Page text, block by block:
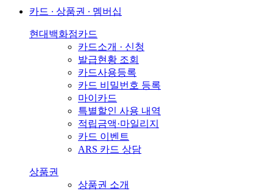
카드 ∙ 상품권 ∙ 멤버십
현대백화점카드
카드소개 · 신청
발급현황 조회
카드사용등록
카드 비밀번호 등록
마이카드
특별할인 사용 내역
적립금액·마일리지
카드 이벤트
ARS 카드 상담
상품권
상품권 소개